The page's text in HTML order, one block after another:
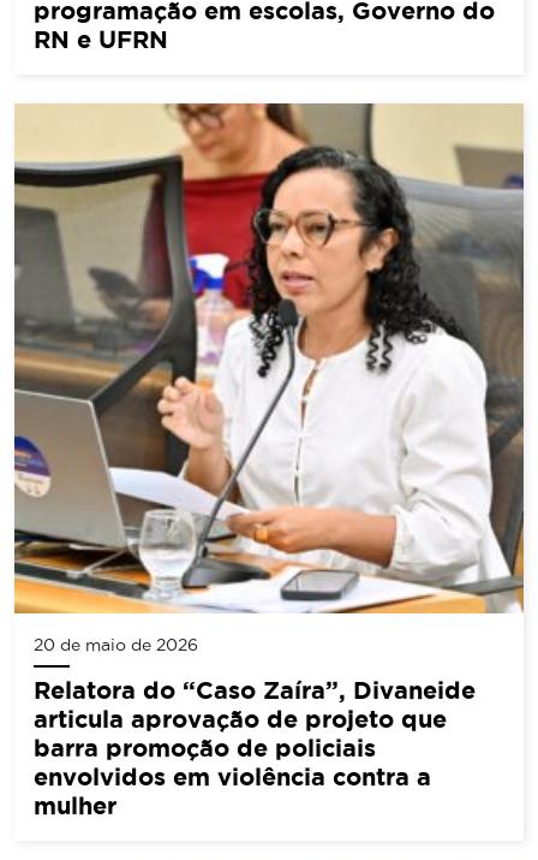
programação em escolas, Governo do
RN e UFRN
20 de maio de 2026
Relatora do “Caso Zaíra”, Divaneide
articula aprovação de projeto que
barra promoção de policiais
envolvidos em violência contra a
mulher